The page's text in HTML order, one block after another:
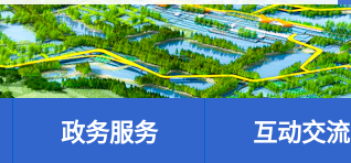
政务服务 互动交流